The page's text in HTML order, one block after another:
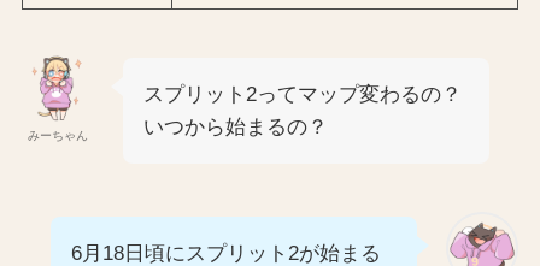
みーちゃん
スプリット2ってマップ変わるの？
いつから始まるの？
6月18日頃にスプリット2が始まる